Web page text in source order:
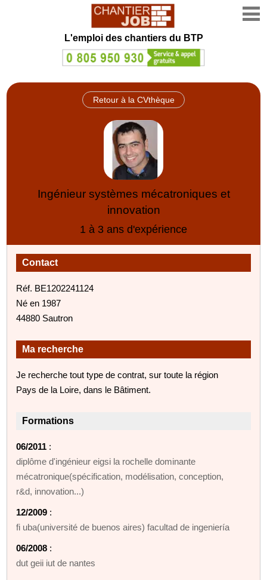
L'emploi des chantiers du BTP
Retour à la CVthèque
Ingénieur systèmes mécatroniques et
innovation
1 à 3 ans d'expérience
Contact
Réf. BE1202241124
Né en 1987
44880 Sautron
Ma recherche
Je recherche tout type de contrat, sur toute la région
Pays de la Loire, dans le Bâtiment.
Formations
06/2011 :
diplôme d'ingénieur eigsi la rochelle dominante
mécatronique(spécification, modélisation, conception,
r&d, innovation...)
12/2009 :
fi uba(université de buenos aires) facultad de ingeniería
06/2008 :
dut geii iut de nantes